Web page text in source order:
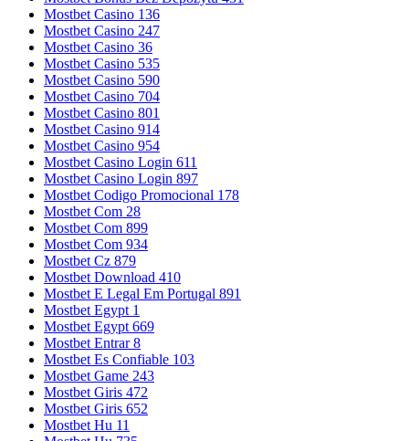
Mostbet Casino 136
Mostbet Casino 247
Mostbet Casino 36
Mostbet Casino 535
Mostbet Casino 590
Mostbet Casino 704
Mostbet Casino 801
Mostbet Casino 914
Mostbet Casino 954
Mostbet Casino Login 611
Mostbet Casino Login 897
Mostbet Codigo Promocional 178
Mostbet Com 28
Mostbet Com 899
Mostbet Com 934
Mostbet Cz 879
Mostbet Download 410
Mostbet E Legal Em Portugal 891
Mostbet Egypt 1
Mostbet Egypt 669
Mostbet Entrar 8
Mostbet Es Confiable 103
Mostbet Game 243
Mostbet Giris 472
Mostbet Giris 652
Mostbet Hu 11